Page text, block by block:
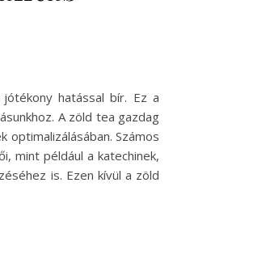
hatással bír. Ez a
A zöld tea gazdag
optimalizálásában. Számos
mint például a katechinek,
is. Ezen kívül a zöld